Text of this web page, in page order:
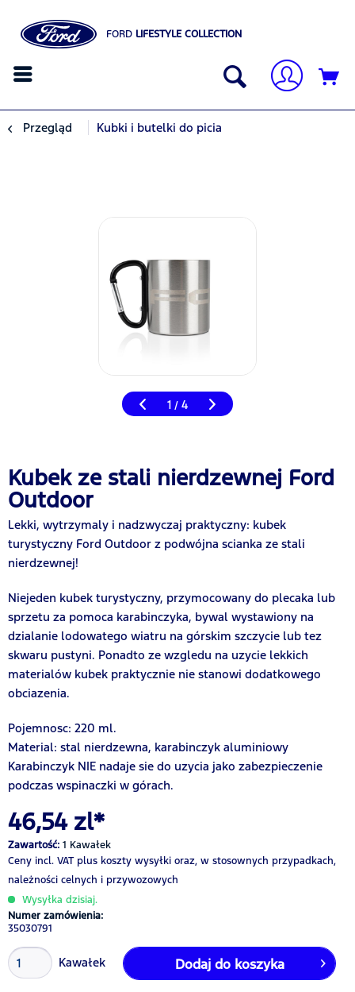
FORD LIFESTYLE COLLECTION
Przegląd Kubki i butelki do picia
1 / 4
Kubek ze stali nierdzewnej Ford
Outdoor
Lekki, wytrzymaly i nadzwyczaj praktyczny: kubek
turystyczny Ford Outdoor z podwójna scianka ze stali
nierdzewnej!
Niejeden kubek turystyczny, przymocowany do plecaka lub
sprzetu za pomoca karabinczyka, bywal wystawiony na
dzialanie lodowatego wiatru na górskim szczycie lub tez
skwaru pustyni. Ponadto ze wzgledu na uzycie lekkich
materialów kubek praktycznie nie stanowi dodatkowego
obciazenia.
Pojemnosc: 220 ml.
Material: stal nierdzewna, karabinczyk aluminiowy
Karabinczyk NIE nadaje sie do uzycia jako zabezpieczenie
podczas wspinaczki w górach.
46,54 zl*
Zawartość: 1 Kawałek
Ceny incl. VAT plus koszty wysyłki oraz, w stosownych przypadkach,
należności celnych i przywozowych
Wysyłka dzisiaj.
Numer zamówienia:
35030791
Kawałek Dodaj do koszyka